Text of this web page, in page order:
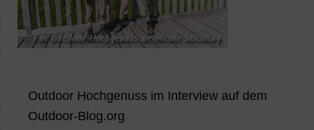
Outdoor Hochgenuss im Interview auf dem
Outdoor-Blog.org